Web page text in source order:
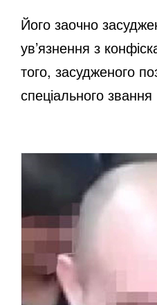
Його заочно
ув’язнення з
того, засудженого
спеціального звання